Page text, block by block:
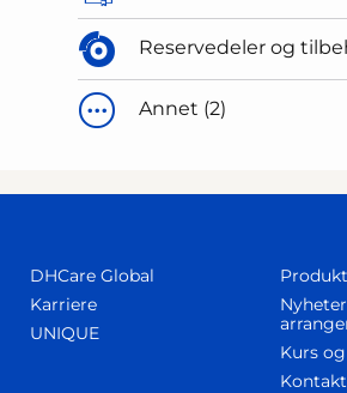
Reservedeler og
Annet (2)
DHCare Global
Karriere
UNIQUE
Kurs